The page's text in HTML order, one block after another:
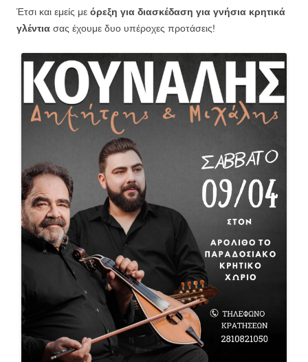
Έτσι και εμείς με όρεξη για διασκέδαση για γνήσια κρητικά
γλέντια σας έχουμε δυο υπέροχες προτάσεις!